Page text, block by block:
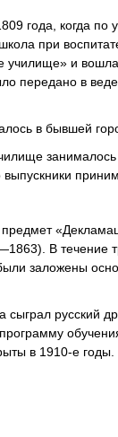
года, когда по
при
училище» и
передано в
в бывшей
В течение
заложены
русский
в 1910-е годы.